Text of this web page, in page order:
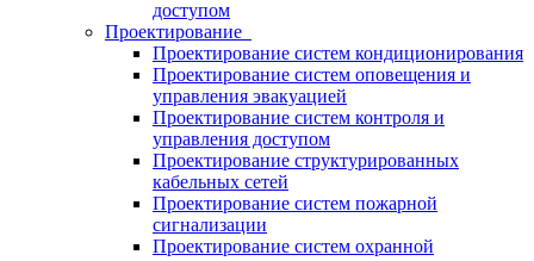
доступом
Проектирование
Проектирование систем кондиционирования
Проектирование систем оповещения и
управления эвакуацией
Проектирование систем контроля и
управления доступом
Проектирование структурированных
кабельных сетей
Проектирование систем пожарной
сигнализации
Проектирование систем охранной